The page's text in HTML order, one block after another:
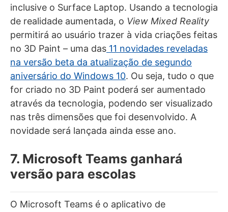
inclusive o Surface Laptop. Usando a tecnologia
de realidade aumentada, o View Mixed Reality
permitirá ao usuário trazer à vida criações feitas
no 3D Paint – uma das 11 novidades reveladas
na versão beta da atualização de segundo
aniversário do Windows 10. Ou seja, tudo o que
for criado no 3D Paint poderá ser aumentado
através da tecnologia, podendo ser visualizado
nas três dimensões que foi desenvolvido. A
novidade será lançada ainda esse ano.
7. Microsoft Teams ganhará
versão para escolas
O Microsoft Teams é o aplicativo de